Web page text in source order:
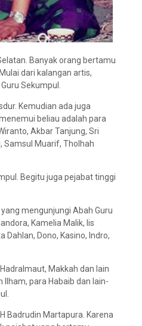
Banyak orang bertamu
dari kalangan artis,
Sekumpul.
Kemudian ada juga
beliau adalah para
Akbar Tanjung, Sri
Samsul Muarif, Tholhah
Begitu juga pejabat tinggi
mengunjungi Abah Guru
Kamelia Malik, Iis
Dahlan, Dono, Kasino, Indro,
Makkah dan lain
Ilham, para Habaib dan lain-
Badrudin Martapura. Karena